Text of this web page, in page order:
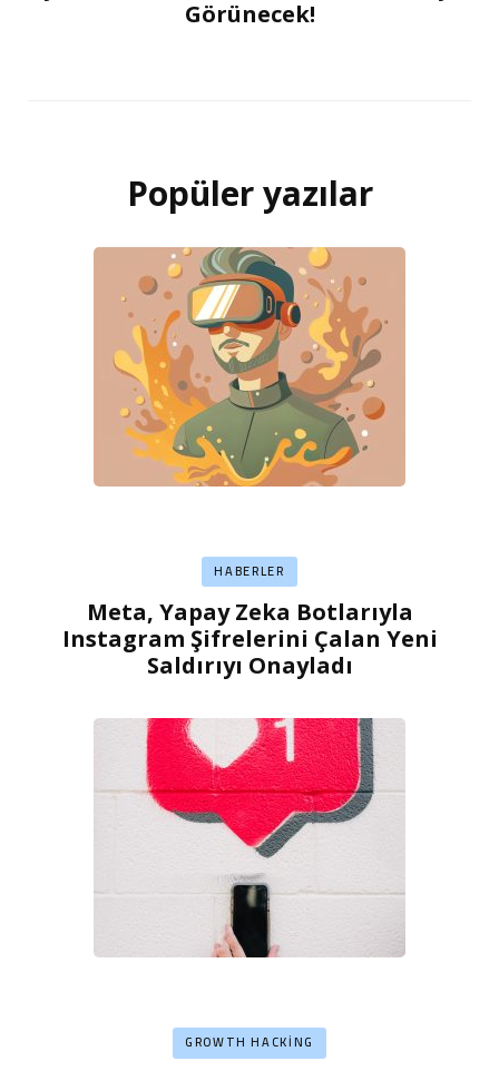
Görünecek!
Popüler yazılar
HABERLER
Meta, Yapay Zeka Botlarıyla
Instagram Şifrelerini Çalan Yeni
Saldırıyı Onayladı
GROWTH HACKING